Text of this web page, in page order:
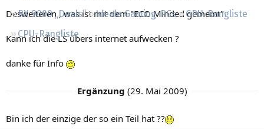
RX 9000 „Deals“
Ideale Gaming-PCs
GPU-Rangliste
CPU-Rangliste
Desweiteren , was ist mit dem "ECO Minded gemeint"
Kann ich die LS übers internet aufwecken ?
danke für Info
Ergänzung (29. Mai 2009)
Bin ich der einzige der so ein Teil hat ??